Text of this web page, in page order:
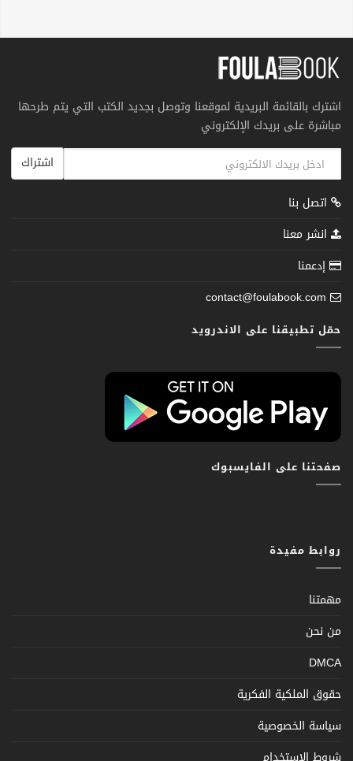
اشترك بالقائمة البريدية لموقعنا وتوصل بجديد الكتب التي يتم طرحها
مباشرة على بريدك الإلكتروني
اشتراك
اتصل بنا
انشر معنا
إدعمنا
contact@foulabook.com
حمّل تطبيقنا على الاندرويد
صفحتنا على الفايسبوك
روابط مفيدة
مهمتنا
من نحن
DMCA
حقوق الملكية الفكرية
سياسة الخصوصية